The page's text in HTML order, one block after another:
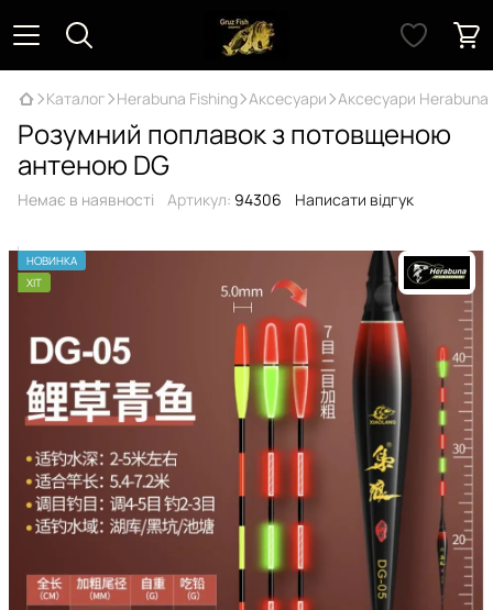
Каталог Herabuna Fishing Аксесуари Аксесуари Herabuna
Розумний поплавок з потовщеною
антеною DG
Немає в наявності Артикул: 94306 Написати відгук
НОВИНКА
ХІТ